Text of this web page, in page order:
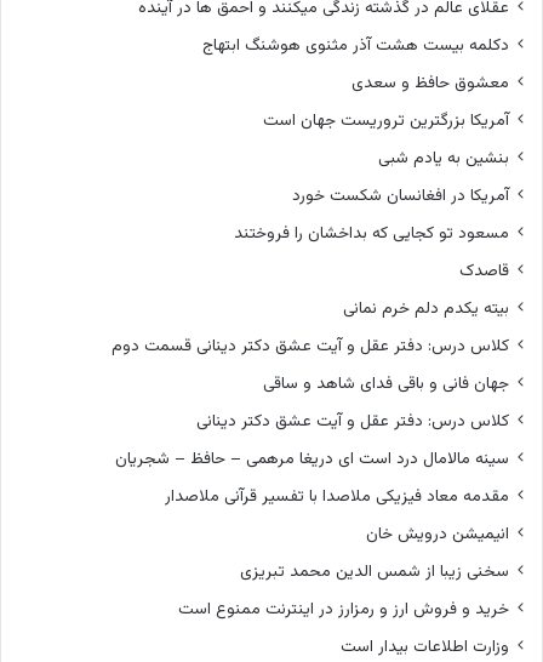
عقلای عالم در گذشته زندگی میکنند و احمق ها در آینده
دکلمه بیست هشت آذر مثنوی هوشنگ ابتهاج
معشوق حافظ و سعدی
آمریکا بزرگترین تروریست جهان است
بنشین به یادم شبی
آمریکا در افغانسان شکست خورد
مسعود تو کجایی که بداخشان را فروختند
قاصدک
بیته یکدم دلم خرم نمانی
کلاس درس: دفتر عقل و آیت عشق دکتر دینانی قسمت دوم
جهان فانی و باقی فدای شاهد و ساقی
کلاس درس: دفتر عقل و آیت عشق دکتر دینانی
سینه مالامال درد است ای دریغا مرهمی – حافظ – شجریان
مقدمه معاد فیزیکی ملاصدا با تفسیر قرآنی ملاصدار
انیمیشن درویش خان
سخنی زیبا از شمس الدین محمد تبریزی
خرید و فروش ارز و رمزارز در اینترنت ممنوع است
وزارت اطلاعات بیدار است